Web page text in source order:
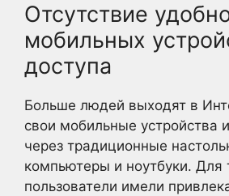
Отсутствие
мобильных
доступа
Больше людей выходят в
свои мобильные устройства
через традиционные
компьютеры и ноутбуки. Для
пользователи имели